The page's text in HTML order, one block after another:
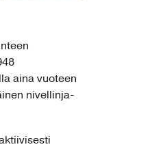
aina vuoteen
nivellinja-